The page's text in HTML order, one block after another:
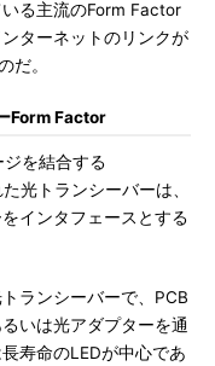
る主流のForm Factor
ターネットのリンクが
だ。
Form Factor
を結合する
光トランシーバーは、
インタフェースとする
ランシーバーで、PCB
いは光アダプターを通
寿命のLEDが中心であ